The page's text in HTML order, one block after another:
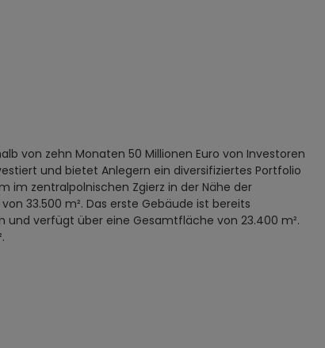
von zehn Monaten 50 Millionen Euro von Investoren
und bietet Anlegern ein diversifiziertes Portfolio
im zentralpolnischen Zgierz in der Nähe der
33.500 m². Das erste Gebäude ist bereits
verfügt über eine Gesamtfläche von 23.400 m².